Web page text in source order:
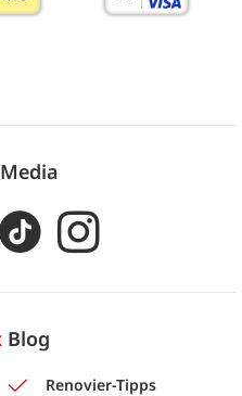
Blog
Renovier-Tipps